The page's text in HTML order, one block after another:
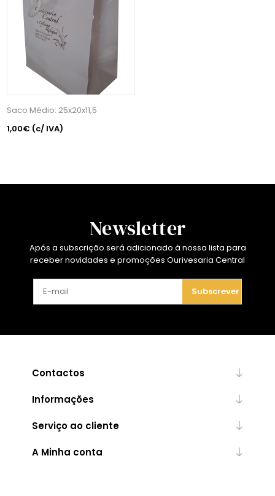
Saco Médio: 25x20x11,5
1,00€ (c/ IVA)
Newsletter
Após a subscrição será adicionado à nossa lista para
receber novidades e promoções Ourivesaria Central
Subscrever
Contactos
Informações
Serviço ao cliente
A Minha conta